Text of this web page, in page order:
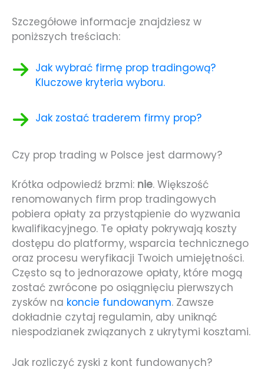
Szczegółowe informacje znajdziesz w
poniższych treściach:
Jak wybrać firmę prop tradingową?
Kluczowe kryteria wyboru.
Jak zostać traderem firmy prop?
Czy prop trading w Polsce jest darmowy?
Krótka odpowiedź brzmi: nie. Większość
renomowanych firm prop tradingowych
pobiera opłaty za przystąpienie do wyzwania
kwalifikacyjnego. Te opłaty pokrywają koszty
dostępu do platformy, wsparcia technicznego
oraz procesu weryfikacji Twoich umiejętności.
Często są to jednorazowe opłaty, które mogą
zostać zwrócone po osiągnięciu pierwszych
zysków na koncie fundowanym. Zawsze
dokładnie czytaj regulamin, aby uniknąć
niespodzianek związanych z ukrytymi kosztami.
Jak rozliczyć zyski z kont fundowanych?